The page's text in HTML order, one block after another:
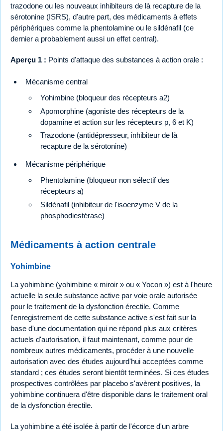
trazodone ou les nouveaux inhibiteurs de là recapture de la
sérotonine (ISRS), d'autre part, des médicaments à effets
périphériques comme la phentolamine ou le sildénafil (ce
dernier a probablement aussi un effet central).
Aperçu 1 : Points d'attaque des substances à action orale :
Mécanisme central
Yohimbine (bloqueur des récepteurs a2)
Apomorphine (agoniste des récepteurs de la
dopamine et action sur les récepteurs p, 6 et K)
Trazodone (antidépresseur, inhibiteur de là
recapture de la sérotonine)
Mécanisme périphérique
Phentolamine (bloqueur non sélectif des
récepteurs a)
Sildénafil (inhibiteur de l'isoenzyme V de la
phosphodiestérase)
Médicaments à action centrale
Yohimbine
La yohimbine (yohimbine « miroir » ou « Yocon ») est à l'heure
actuelle la seule substance active par voie orale autorisée
pour le traitement de la dysfonction érectile. Comme
l'enregistrement de cette substance active s'est fait sur la
base d'une documentation qui ne répond plus aux critères
actuels d'autorisation, il faut maintenant, comme pour de
nombreux autres médicaments, procéder à une nouvelle
autorisation avec des études aujourd'hui acceptées comme
standard ; ces études seront bientôt terminées. Si ces études
prospectives contrôlées par placebo s'avèrent positives, la
yohimbine continuera d'être disponible dans le traitement oral
de la dysfonction érectile.
La yohimbine a été isolée à partir de l'écorce d'un arbre